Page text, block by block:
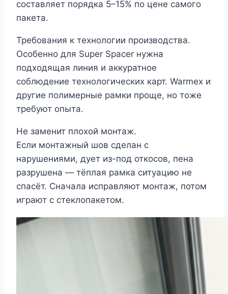
составляет порядка 5–15% по цене самого
пакета.
Требования к технологии производства.
Особенно для Super Spacer нужна
подходящая линия и аккуратное
соблюдение технологических карт. Warmex и
другие полимерные рамки проще, но тоже
требуют опыта.
Не заменит плохой монтаж.
Если монтажный шов сделан с
нарушениями, дует из-под откосов, пена
разрушена — тёплая рамка ситуацию не
спасёт. Сначала исправляют монтаж, потом
играют с стеклопакетом.